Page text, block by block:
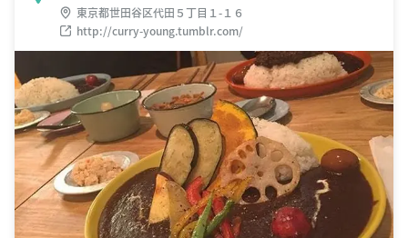
東京都世田谷区代田５丁目１-１６
http://curry-young.tumblr.com/